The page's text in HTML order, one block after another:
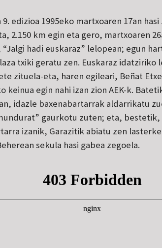
edizioa 1995eko martxoaren 17an
2.150 km egin eta gero, martxoaren
“Jalgi hadi euskaraz” lelopean; egun
txiki geratu zen. Euskaraz idatziriko
zituela-eta, haren egileari, Beñat
keinua egin nahi izan zion AEK-k.
idazle baxenabartarrak aldarrikatu
gaurkotu zuten; eta, bestetik,
izanik, Garazitik abiatu zen
sekula hasi gabea zegoela.